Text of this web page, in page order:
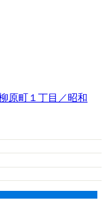
原町１丁目／昭和